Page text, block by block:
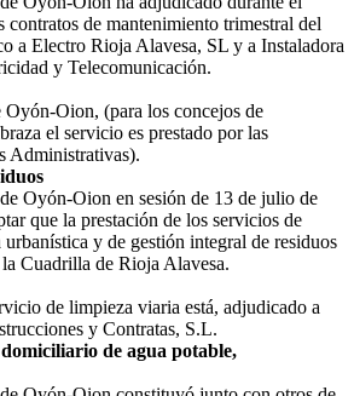
contratos de mantenimiento trimestral del
a Electro Rioja Alavesa, SL y a Instaladora
y Telecomunicación.
Oyón-Oion, (para los concejos de
el servicio es prestado por las
Administrativas).
Oyón-Oion en sesión de 13 de julio de
que la prestación de los servicios de
urbanística y de gestión integral de residuos
Cuadrilla de Rioja Alavesa.
de limpieza viaria está, adjudicado a
y Contratas, S.L.
de agua potable,